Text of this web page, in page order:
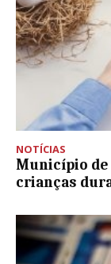
NOTÍCIAS
Município de
crianças